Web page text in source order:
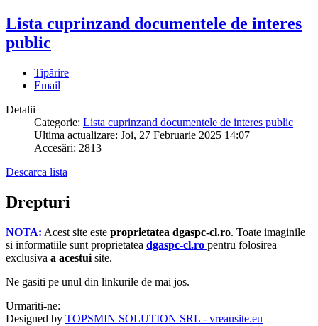
Lista cuprinzand documentele de interes
public
Tipărire
Email
Detalii
Categorie: Lista cuprinzand documentele de interes public
Ultima actualizare: Joi, 27 Februarie 2025 14:07
Accesări: 2813
Descarca lista
Drepturi
NOTA: Acest site este proprietatea dgaspc-cl.ro. Toate imaginile
si informatiile sunt proprietatea dgaspc-cl.ro pentru folosirea
exclusiva a acestui site.
Ne gasiti pe unul din linkurile de mai jos.
Urmariti-ne:
Designed by TOPSMIN SOLUTION SRL - vreausite.eu